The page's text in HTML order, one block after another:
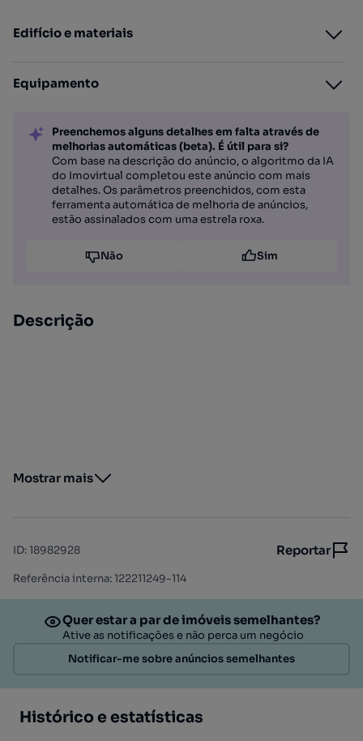
Edifício e materiais
Equipamento
Preenchemos alguns detalhes em falta através de
melhorias automáticas (beta). É útil para si?
Com base na descrição do anúncio, o algoritmo da IA
do Imovirtual completou este anúncio com mais
detalhes. Os parâmetros preenchidos, com esta
ferramenta automática de melhoria de anúncios,
estão assinalados com uma estrela roxa.
Não Sim
Descrição
Mostrar mais
ID:18982928 Reportar
Referência interna: 122211249-114
Quer estar a par de imóveis semelhantes?
Ative as notificações e não perca um negócio
Notificar-me sobre anúncios semelhantes
Histórico e estatísticas